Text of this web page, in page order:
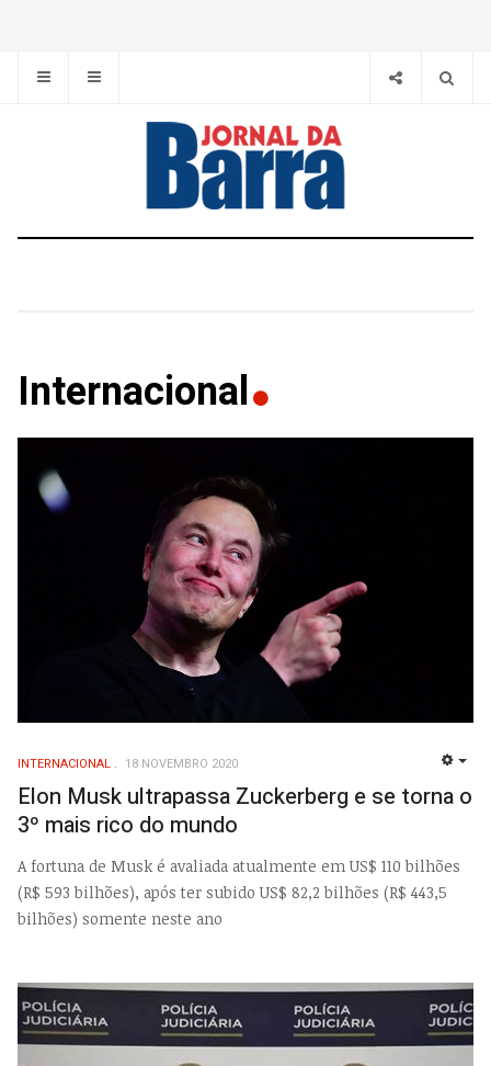
Internacional
INTERNACIONAL 18 NOVEMBRO 2020
Elon Musk ultrapassa Zuckerberg e se torna o
3º mais rico do mundo
A fortuna de Musk é avaliada atualmente em US$ 110 bilhões
(R$ 593 bilhões), após ter subido US$ 82,2 bilhões (R$ 443,5
bilhões) somente neste ano